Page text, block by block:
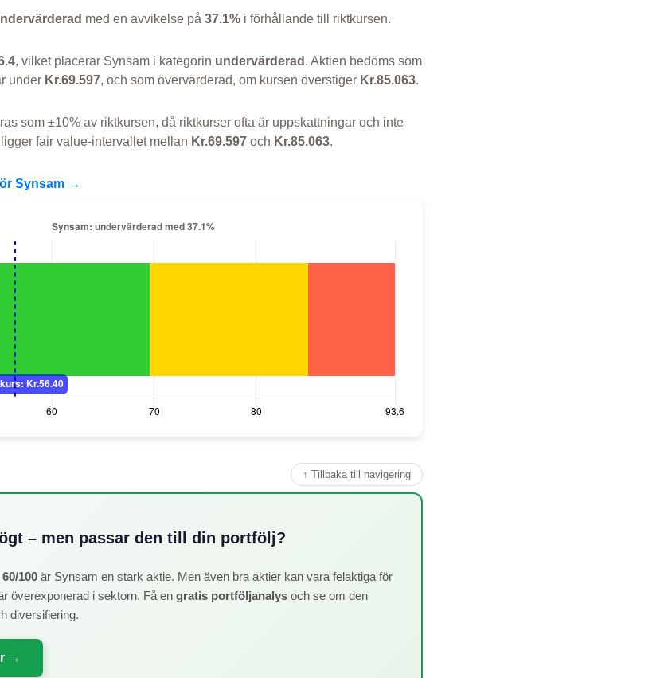
med en avvikelse på 37.1% i förhållande till riktkursen.
, vilket placerar Synsam i kategorin undervärderad . Aktien bedöms som
under Kr.69.597, och som övervärderad, om kursen överstiger Kr.85.063.
som ±10% av riktkursen, då riktkurser ofta är uppskattningar och inte
fair value-intervallet mellan Kr.69.597 och Kr.85.063.
Synsam →
↑ Tillbaka till navigering
– men passar den till din portfölj?
60/100 är Synsam en stark aktie. Men även bra aktier kan vara felaktiga för
överexponerad i sektorn. Få en gratis portföljanalys och se om den
diversifiering.
→